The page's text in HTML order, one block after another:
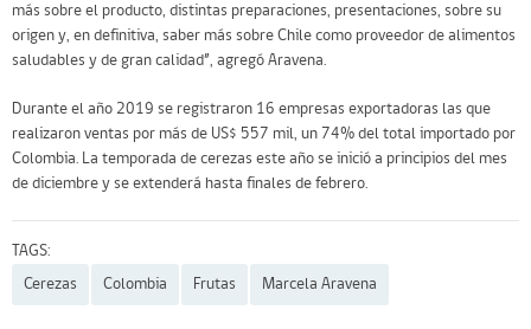
más sobre el producto, distintas preparaciones, presentaciones, sobre su
origen y, en definitiva, saber más sobre Chile como proveedor de alimentos
saludables y de gran calidad”, agregó Aravena.
Durante el año 2019 se registraron 16 empresas exportadoras las que
realizaron ventas por más de US$ 557 mil, un 74% del total importado por
Colombia. La temporada de cerezas este año se inició a principios del mes
de diciembre y se extenderá hasta finales de febrero.
TAGS:
Cerezas
Colombia Frutas Marcela Aravena